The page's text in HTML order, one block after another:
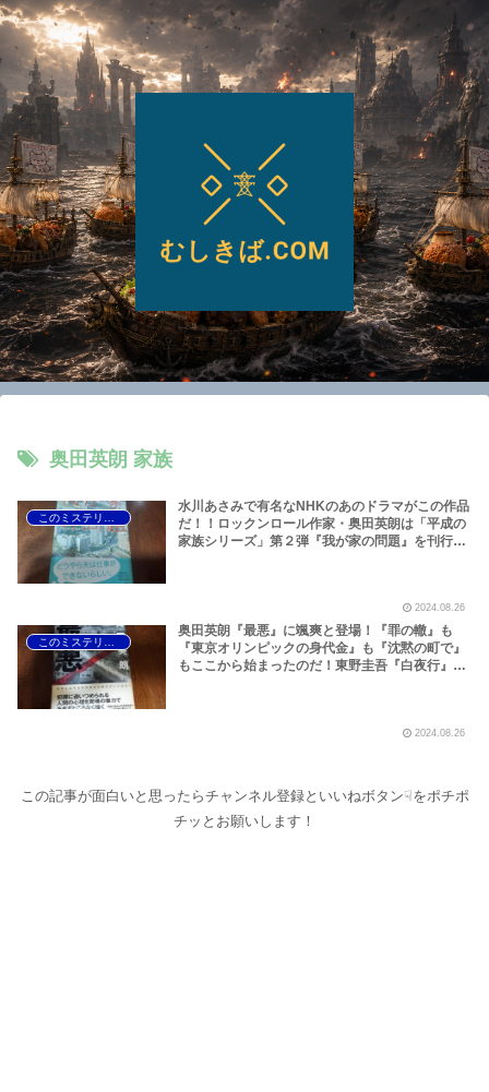
奥田英朗 家族
水川あさみで有名なNHKのあのドラマがこの作品
だ！！ロックンロール作家・奥田英朗は「平成の
家族シリーズ」第２弾『我が家の問題』を刊行！
気シリーズ『機龍警察 自爆条項』、高野和明のコ
ロナ時代の予言書『ジェノサイド』が存在感を放
つ2012年版『このミステリーがすごい！」
2024.08.26
このミステリーがすごい！
奥田英朗『最悪』に颯爽と登場！『罪の轍』も
『東京オリンピックの身代金』も『沈黙の町で』
もここから始まったのだ！東野圭吾『白夜行』、
2024.08.26
この記事が面白いと思ったらチャンネル登録といいねボタン☟をポチポ
チッとお願いします！